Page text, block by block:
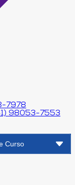
7978
98053-7553